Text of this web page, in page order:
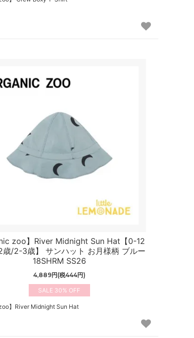
zoo】River Midnight Sun Hat【0-12
歳/2-3歳】 サンハット お月様柄 ブルー
18SHRM SS26
4,889円(税444円)
30%
】River Midnight Sun Hat